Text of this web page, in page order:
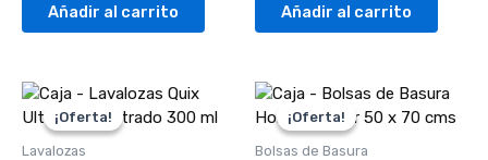
Añadir al carrito Añadir al carrito
¡Oferta!
¡Oferta!
Lavalozas
El
precio
original
El
precio
actual
¡Oferta!
¡Oferta!
Bolsas de Basura
El
precio
original
era:
El
precio
actual